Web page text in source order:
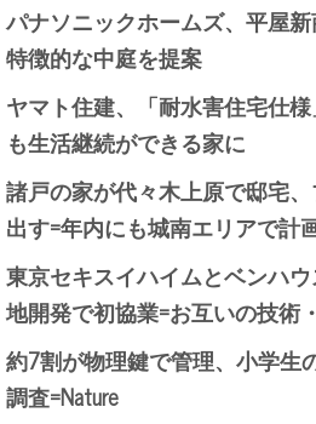
パナソニックホームズ、平屋
特徴的な中庭を提案
ヤマト住建、「耐水害住宅仕
も生活継続ができる家に
諸戸の家が代々木上原で邸宅
出す=年内にも城南エリアで計
東京セキスイハイムとベンハ
地開発で初協業=お互いの技術
約7割が物理鍵で管理、小学生
調査=Nature